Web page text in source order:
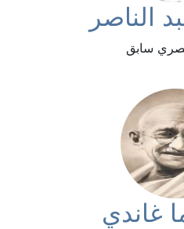
الناصر
سابق
غاندي